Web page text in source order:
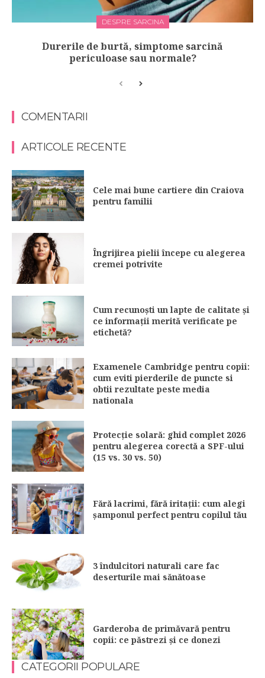
DESPRE SARCINA
Durerile de burtă, simptome sarcină
periculoase sau normale?
COMENTARII
ARTICOLE RECENTE
Cele mai bune cartiere din Craiova
pentru familii
Îngrijirea pielii începe cu alegerea
cremei potrivite
Cum recunoști un lapte de calitate și
ce informații merită verificate pe
etichetă?
Examenele Cambridge pentru copii:
cum eviti pierderile de puncte si
obtii rezultate peste media
nationala
Protecție solară: ghid complet 2026
pentru alegerea corectă a SPF-ului
(15 vs. 30 vs. 50)
Fără lacrimi, fără iritații: cum alegi
șamponul perfect pentru copilul tău
3 îndulcitori naturali care fac
deserturile mai sănătoase
Garderoba de primăvară pentru
copii: ce păstrezi și ce donezi
CATEGORII POPULARE